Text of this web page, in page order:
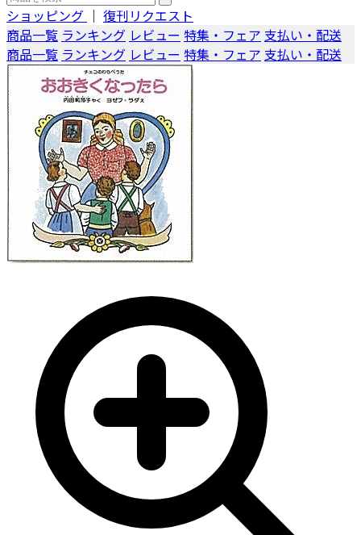
ショッピング ｜ 復刊リクエスト
商品一覧 ランキング レビュー 特集・フェア 支払い・配送
商品一覧 ランキング レビュー 特集・フェア 支払い・配送